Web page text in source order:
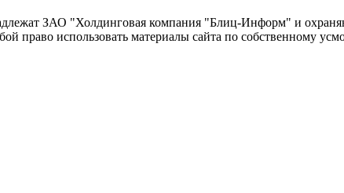
ЗАО "Холдинговая компания "Блиц-Информ" и
право использовать материалы сайта по собственному